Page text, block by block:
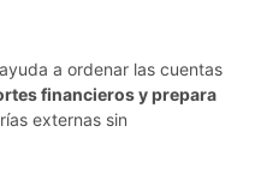
a ordenar las cuentas
financieros y prepara
externas sin